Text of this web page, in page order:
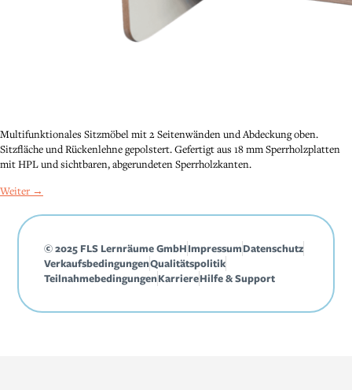
Multifunktionales Sitzmöbel mit 2 Seitenwänden und Abdeckung oben.
Sitzfläche und Rückenlehne gepolstert. Gefertigt aus 18 mm Sperrholzplatten
mit HPL und sichtbaren, abgerundeten Sperrholzkanten.
Weiter →
© 2025 FLS Lernräume GmbHImpressumDatenschutz
VerkaufsbedingungenQualitätspolitik
TeilnahmebedingungenKarriereHilfe & Support